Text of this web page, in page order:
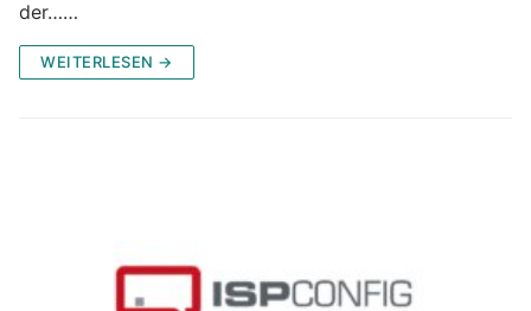
der……
WEITERLESEN →